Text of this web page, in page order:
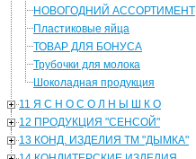
НОВОГОДНИЙ АССОРТИМЕНТ
Пластиковые яйца
ТОВАР ДЛЯ БОНУСА
Трубочки для молока
Шоколадная продукция
11 Я С Н О С О Л Н Ы Ш К О
12 ПРОДУКЦИЯ "СЕНСОЙ"
13 КОНД. ИЗДЕЛИЯ ТМ "ДЫМКА"